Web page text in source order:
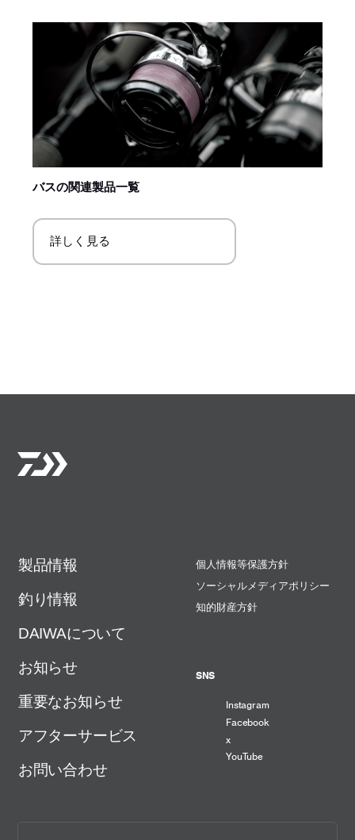
バスの関連製品一覧
詳しく見る
製品情報
釣り情報
DAIWAについて
お知らせ
重要なお知らせ
アフターサービス
お問い合わせ
個人情報等保護方針
ソーシャルメディアポリシー
知的財産方針
SNS
Instagram
Facebook
x
YouTube